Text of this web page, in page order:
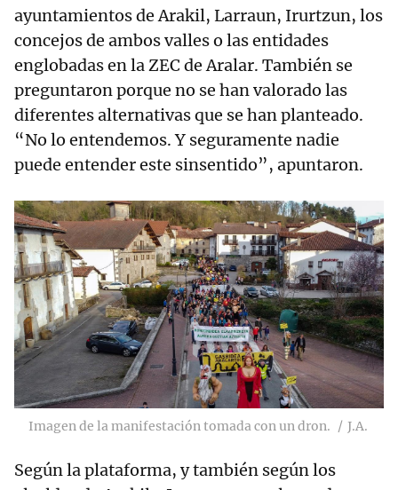
ayuntamientos de Arakil, Larraun, Irurtzun, los
concejos de ambos valles o las entidades
englobadas en la ZEC de Aralar. También se
preguntaron porque no se han valorado las
diferentes alternativas que se han planteado.
“No lo entendemos. Y seguramente nadie
puede entender este sinsentido”, apuntaron.
Imagen de la manifestación tomada con un dron. J.A.
Según la plataforma, y también según los